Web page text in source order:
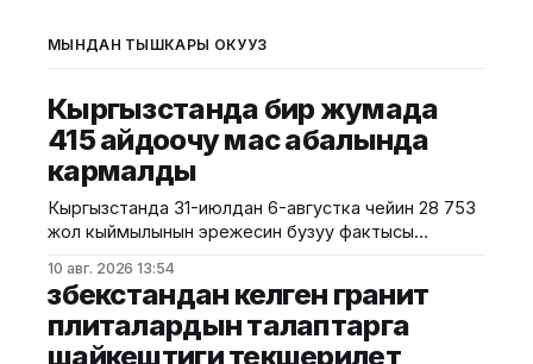
МЫНДАН ТЫШКАРЫ ОКУҢУЗ
Кыргызстанда бир жумада
415 айдоочу мас абалында
кармалды
Кыргызстанда 31-июлдан 6-августка чейин 28 753
жол кыймылынын эрежесин бузуу фактысы
кыймылынын коопсуздугун камсыздоо башкы
башкармалыгы билдирди. Алдын ала маалымат
боюнча, бир жуманын ичинде тиешелүү
документтери жок транспорт каражатын
10 авг. 2026 13:54
Өзбекстандан келген гранит
плиталардын талаптарга
шайкештиги текшерилет